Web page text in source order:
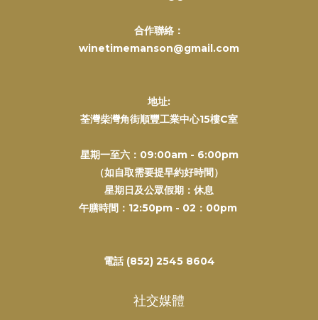
合作聯絡：
winetimemanson@gmail.com
地址:
荃灣柴灣角街順豐工業中心15樓C室
星期一至六：09:00am - 6:00pm
（如自取需要提早約好時間）
星期日及公眾假期：休息
午膳時間：12:50pm - 02：00pm
電話 (852) 2545 8604
社交媒體